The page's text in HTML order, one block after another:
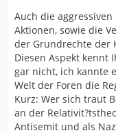
Auch die
Aktionen, sowie die
der Grundrechte der
Diesen Aspekt kennt
gar nicht, ich kannte
Welt der Foren die
Kurz: Wer sich traut
an der
Antisemit und als